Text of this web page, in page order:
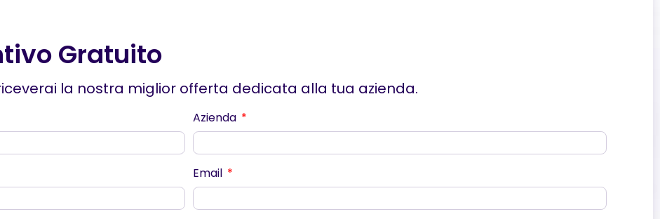
Gratuito
la nostra miglior offerta dedicata alla tua azienda.
Azienda
Email